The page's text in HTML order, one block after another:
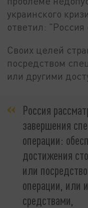
украинского
ответил: "Россия
Своих целей
посредством
или другими
Россия
завершения
операции:
достижения
или
операции, или
средствами,